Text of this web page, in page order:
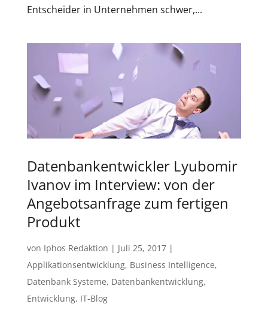
Entscheider in Unternehmen schwer,...
Datenbankentwickler Lyubomir
Ivanov im Interview: von der
Angebotsanfrage zum fertigen
Produkt
von Iphos Redaktion | Juli 25, 2017|
Applikationsentwicklung, Business Intelligence,
Datenbank Systeme, Datenbankentwicklung,
Entwicklung, IT-Blog